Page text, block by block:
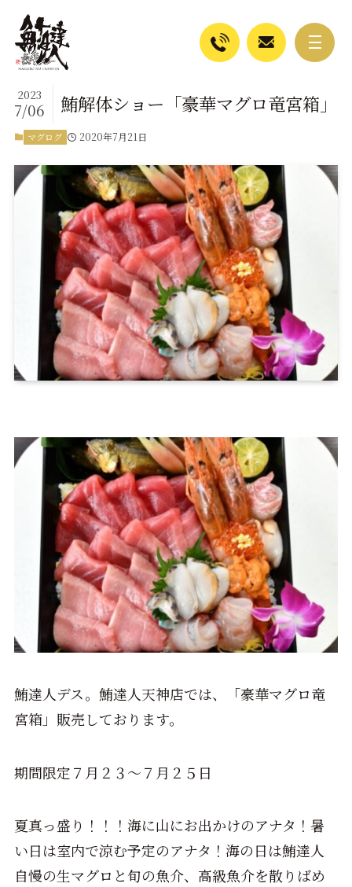
鮪解体ショー「豪華マグロ竜宮箱」
2023
7/06
マグログ 2020年7月21日
鮪達人デス。鮪達人天神店では、「豪華マグロ竜
宮箱」販売しております。
期間限定７月２３～７月２５日
夏真っ盛り！！！海に山にお出かけのアナタ！暑
い日は室内で涼む予定のアナタ！海の日は鮪達人
自慢の生マグロと旬の魚介、高級魚介を散りばめ